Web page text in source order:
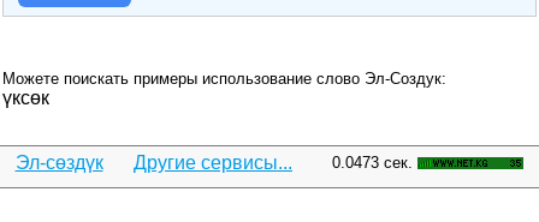
Можете поискать примеры использование слово Эл-Создук:
үксөк
Эл-сөздүк Другие сервисы... 0.0473 сек.